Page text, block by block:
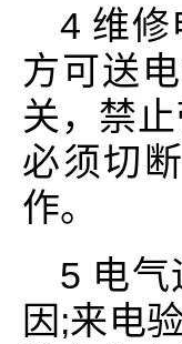
4 维修
方可送
关，禁
必须切
作。
5 电
因;来电